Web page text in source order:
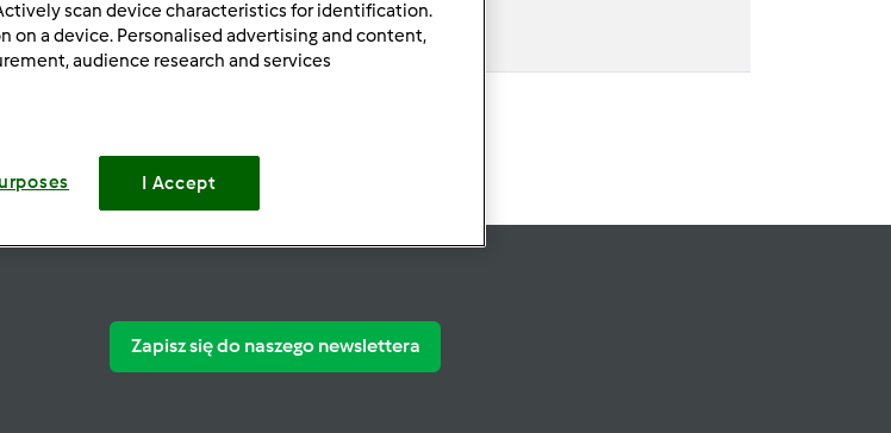
Zapisz się do naszego newslettera
scan device characteristics for identification.
on a device. Personalised advertising and content,
audience research and services
I Accept